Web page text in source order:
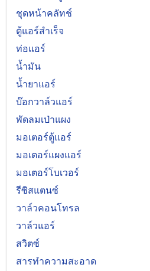
ชุดหน้าคลัทช์
ตู้แอร์สำเร็จ
ท่อแอร์
น้ำมัน
น้ำยาแอร์
บ๊อกวาล์วแอร์
พัดลมเป่าแผง
มอเตอร์ตู้แอร์
มอเตอร์แผงแอร์
มอเตอร์โบเวอร์
รีซิสแตนซ์
วาล์วคอนโทรล
วาล์วแอร์
สวิตซ์
สารทำความสะอาด